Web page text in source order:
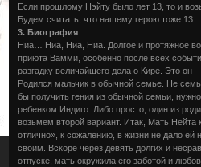
Если прошлому Нэйту было лет 13, то и
Будем считать, что нашему герою тоже 13
3. Биография
Ниа… Ниа, Ниа, Ниа. Долгое и протяжное
приюта Вамми, особенно после всех
разгадку величайшего дела о Кире. Это он
Родился мальчик в обычной семье. Не
бы получить гения из обычной семьи,
ребенком Индиго. Либо просто, один из
возьмем второй вариант. Итак, Мать Нейта
отлично», к сожалению, в жизни не дало
своим. Вскоре через девять долгих и
отпуске, мать окружила его заботой и